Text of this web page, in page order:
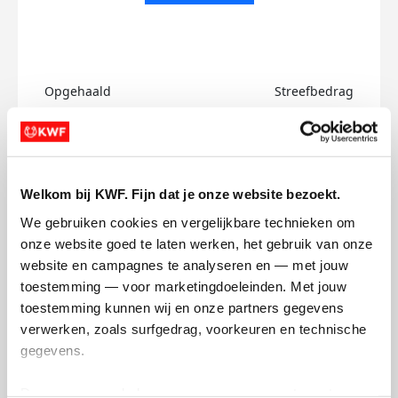
Welkom bij KWF. Fijn dat je onze website bezoekt.
We gebruiken cookies en vergelijkbare technieken om
onze website goed te laten werken, het gebruik van onze
website en campagnes te analyseren en — met jouw
toestemming — voor marketingdoeleinden. Met jouw
toestemming kunnen wij en onze partners gegevens
verwerken, zoals surfgedrag, voorkeuren en technische
gegevens.
Opgehaald Streefbedrag
Daniel's badges